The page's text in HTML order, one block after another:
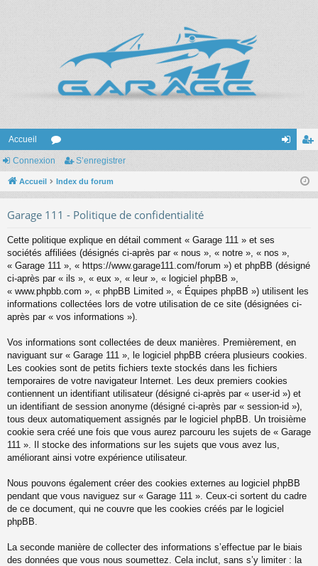
Accueil
or
u nr
r
Connexion S’enregistrer
Accueil Index du forum
Garage 111 - Politique de confidentialité
Cette politique explique en détail comment « Garage 111 » et ses
sociétés affiliées (désignés ci-après par « nous », « notre », « nos »,
« Garage 111 », « https://www.garage111.com/forum ») et phpBB (désigné
ci-après par « ils », « eux », « leur », « logiciel phpBB »,
« www.phpbb.com », « phpBB Limited », « Équipes phpBB ») utilisent les
informations collectées lors de votre utilisation de ce site (désignées ci-
après par « vos informations »).
Vos informations sont collectées de deux manières. Premièrement, en
naviguant sur « Garage 111 », le logiciel phpBB créera plusieurs cookies.
Les cookies sont de petits fichiers texte stockés dans les fichiers
temporaires de votre navigateur Internet. Les deux premiers cookies
contiennent un identifiant utilisateur (désigné ci-après par « user-id ») et
un identifiant de session anonyme (désigné ci-après par « session-id »),
tous deux automatiquement assignés par le logiciel phpBB. Un troisième
cookie sera créé une fois que vous aurez parcouru les sujets de « Garage
111 ». Il stocke des informations sur les sujets que vous avez lus,
améliorant ainsi votre expérience utilisateur.
Nous pouvons également créer des cookies externes au logiciel phpBB
pendant que vous naviguez sur « Garage 111 ». Ceux-ci sortent du cadre
de ce document, qui ne couvre que les cookies créés par le logiciel
phpBB.
La seconde manière de collecter des informations s’effectue par le biais
des données que vous nous soumettez. Cela inclut, sans s’y limiter : la